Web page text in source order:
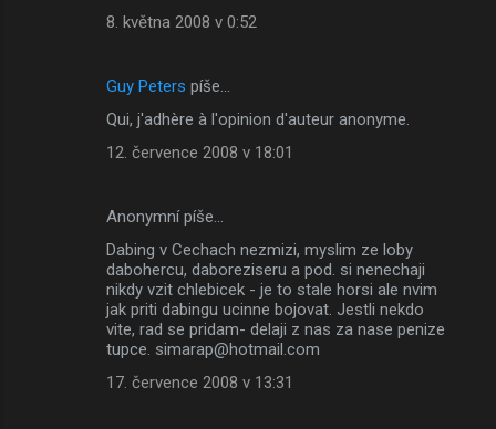
8. května 2008 v 0:52
Guy Peters píše…
Qui, j'adhère à l'opinion d'auteur anonyme.
12. července 2008 v 18:01
Anonymní píše…
Dabing v Cechach nezmizi, myslim ze loby
dabohercu, daboreziseru a pod. si nenechaji
nikdy vzit chlebicek - je to stale horsi ale nvim
jak priti dabingu ucinne bojovat. Jestli nekdo
vite, rad se pridam- delaji z nas za nase penize
tupce. simarap@hotmail.com
17. července 2008 v 13:31